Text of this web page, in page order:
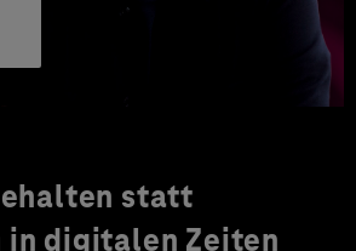
statt
in digitalen Zeiten